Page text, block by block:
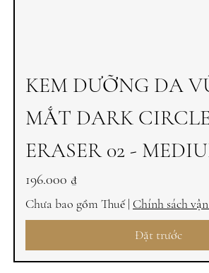
KEM DƯỠNG DA
MẮT DARK
ERASER 02 -
Giá
196.000 ₫
Chưa bao gồm Thuế| Chính sách
Đặt trước